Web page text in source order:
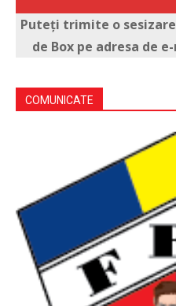
Puteți trimite o
de Box pe adresa de
COMUNICATE